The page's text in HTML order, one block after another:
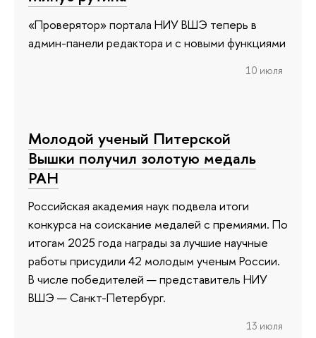
«Проверятор» портала НИУ ВШЭ теперь в
админ-панели редактора и с новыми функциями
10 июля
Молодой ученый Питерской
Вышки получил золотую медаль
РАН
Российская академия наук подвела итоги
конкурса на соискание медалей с премиями. По
итогам 2025 года награды за лучшие научные
работы присудили 42 молодым ученым России.
В числе победителей — представитель НИУ
ВШЭ — Санкт-Петербург.
13 июля